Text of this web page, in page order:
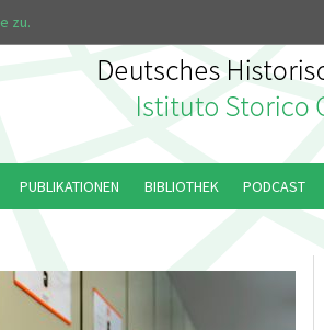
zu.
PUBLIKATIONEN BIBLIOTHEK PODCAST